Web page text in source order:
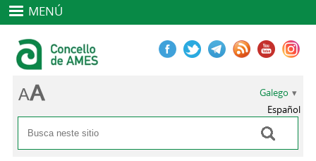
MENÚ
Formulario de busca
Buscar
Galego
Español